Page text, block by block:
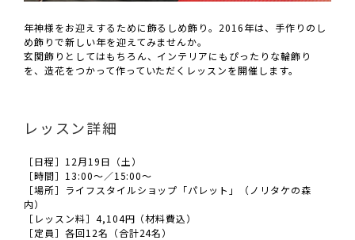
年神様をお迎えするために飾るしめ飾り。2016年は、手作りのし
め飾りで新しい年を迎えてみませんか。
玄関飾りとしてはもちろん、インテリアにもぴったりな輪飾り
を、造花をつかって作っていただくレッスンを開催します。
レッスン詳細
［日程］12月19日（土）
［時間］13:00～／15:00～
［場所］ライフスタイルショップ「パレット」（ノリタケの森
内）
［レッスン料］4,104円（材料費込）
［定員］各回12名（合計24名）